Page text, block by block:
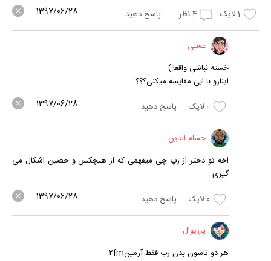
1لایک 4نظر پاسخ دهید 1397/06/28
عسلی
خسته نباشی واقعا:)
اینارو با ابی مقایسه میکنی؟؟؟
0 لایک پاسخ دهید 1397/06/28
حسام الدین
اخه تو دختر از رپ چی میفهمی که از هیچکس و حصین اشکال می
گیری
0 لایک پاسخ دهید 1397/06/28
پرزیوال
هر دو تاشون بدن رپ فقط آرمین۲fm